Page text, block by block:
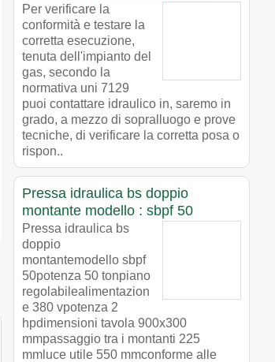
Per verificare la
conformità e testare la
corretta esecuzione,
tenuta dell'impianto del
gas, secondo la
normativa uni 7129
puoi contattare idraulico in, saremo in
grado, a mezzo di sopralluogo e prove
tecniche, di verificare la corretta posa o
rispon..
Pressa idraulica bs doppio
montante modello : sbpf 50
Pressa idraulica bs
doppio
montantemodello sbpf
50potenza 50 tonpiano
regolabilealimentazion
e 380 vpotenza 2
hpdimensioni tavola 900x300
mmpassaggio tra i montanti 225
mmluce utile 550 mmconforme alle